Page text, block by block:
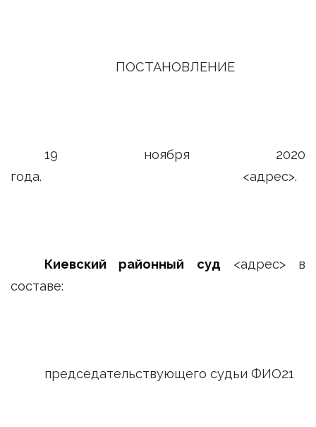
ПОСТАНОВЛЕНИЕ
19 ноября 2020
года. <адрес>.
Киевский районный суд <адрес> в
составе:
председательствующего судьи ФИО21